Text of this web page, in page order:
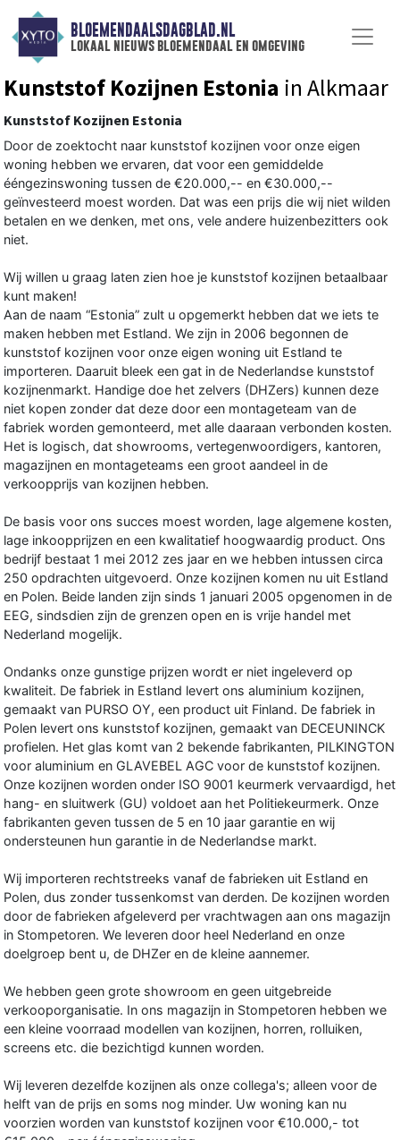
BLOEMENDAALSDAGBLAD.NL
lokaal nieuws bloemendaal en omgeving
Kunststof Kozijnen Estonia in Alkmaar
Kunststof Kozijnen Estonia
Door de zoektocht naar kunststof kozijnen voor onze eigen
woning hebben we ervaren, dat voor een gemiddelde
ééngezinswoning tussen de €20.000,-- en €30.000,--
geïnvesteerd moest worden. Dat was een prijs die wij niet wilden
betalen en we denken, met ons, vele andere huizenbezitters ook
niet.
Wij willen u graag laten zien hoe je kunststof kozijnen betaalbaar
kunt maken!
Aan de naam “Estonia” zult u opgemerkt hebben dat we iets te
maken hebben met Estland. We zijn in 2006 begonnen de
kunststof kozijnen voor onze eigen woning uit Estland te
importeren. Daaruit bleek een gat in de Nederlandse kunststof
kozijnenmarkt. Handige doe het zelvers (DHZers) kunnen deze
niet kopen zonder dat deze door een montageteam van de
fabriek worden gemonteerd, met alle daaraan verbonden kosten.
Het is logisch, dat showrooms, vertegenwoordigers, kantoren,
magazijnen en montageteams een groot aandeel in de
verkoopprijs van kozijnen hebben.
De basis voor ons succes moest worden, lage algemene kosten,
lage inkoopprijzen en een kwalitatief hoogwaardig product. Ons
bedrijf bestaat 1 mei 2012 zes jaar en we hebben intussen circa
250 opdrachten uitgevoerd. Onze kozijnen komen nu uit Estland
en Polen. Beide landen zijn sinds 1 januari 2005 opgenomen in de
EEG, sindsdien zijn de grenzen open en is vrije handel met
Nederland mogelijk.
Ondanks onze gunstige prijzen wordt er niet ingeleverd op
kwaliteit. De fabriek in Estland levert ons aluminium kozijnen,
gemaakt van PURSO OY, een product uit Finland. De fabriek in
Polen levert ons kunststof kozijnen, gemaakt van DECEUNINCK
profielen. Het glas komt van 2 bekende fabrikanten, PILKINGTON
voor aluminium en GLAVEBEL AGC voor de kunststof kozijnen.
Onze kozijnen worden onder ISO 9001 keurmerk vervaardigd, het
hang- en sluitwerk (GU) voldoet aan het Politiekeurmerk. Onze
fabrikanten geven tussen de 5 en 10 jaar garantie en wij
ondersteunen hun garantie in de Nederlandse markt.
Wij importeren rechtstreeks vanaf de fabrieken uit Estland en
Polen, dus zonder tussenkomst van derden. De kozijnen worden
door de fabrieken afgeleverd per vrachtwagen aan ons magazijn
in Stompetoren. We leveren door heel Nederland en onze
doelgroep bent u, de DHZer en de kleine aannemer.
We hebben geen grote showroom en geen uitgebreide
verkooporganisatie. In ons magazijn in Stompetoren hebben we
een kleine voorraad modellen van kozijnen, horren, rolluiken,
screens etc. die bezichtigd kunnen worden.
Wij leveren dezelfde kozijnen als onze collega's; alleen voor de
helft van de prijs en soms nog minder. Uw woning kan nu
voorzien worden van kunststof kozijnen voor €10.000,- tot